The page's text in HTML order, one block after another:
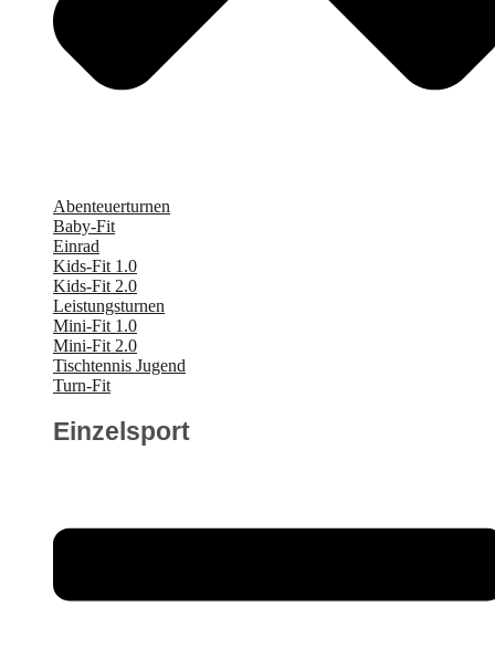
Abenteuerturnen
Baby-Fit
Einrad
Kids-Fit 1.0
Kids-Fit 2.0
Leistungsturnen
Mini-Fit 1.0
Mini-Fit 2.0
Tischtennis Jugend
Turn-Fit
Einzelsport